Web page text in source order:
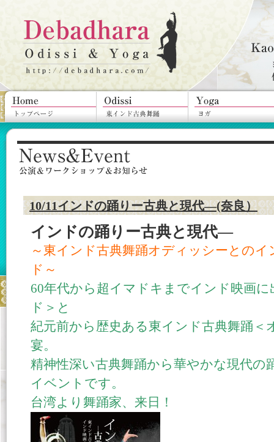
10/11インドの踊りー古典と現代―(奈良）
インドの踊りー古典と現代―
～東インド古典舞踊オディッシーとの
ド～
60年代から超イマドキまでインド映画
ド＞と
紀元前から歴史ある東インド古典舞踊＜
宴。
精神性深い古典舞踊から華やかな現代の
イベントです。
台湾より舞踊家、来日！